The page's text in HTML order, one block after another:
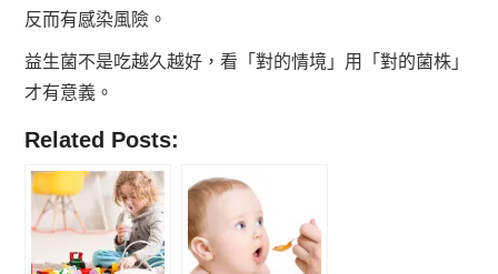
反而有感染風險。
益生菌不是吃越久越好，看「對的情境」用「對的菌株」
才有意義。
Related Posts: